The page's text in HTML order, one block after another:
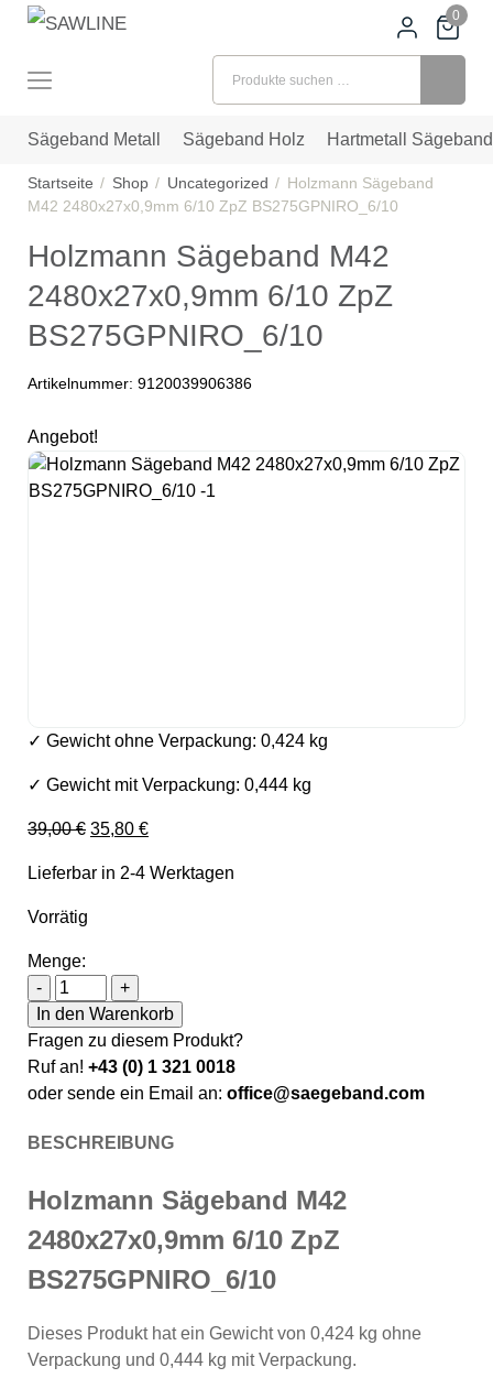
0
Sägeband Metall Sägeband Holz Hartmetall Sägeband
Startseite Shop Uncategorized
Holzmann Sägeband
M42 2480x27x0,9mm 6/10 ZpZ BS275GPNIRO_6/10
Holzmann Sägeband M42
2480x27x0,9mm 6/10 ZpZ
BS275GPNIRO_6/10
Artikelnummer: 9120039906386
Angebot!
✓ Gewicht ohne Verpackung: 0,424 kg
✓ Gewicht mit Verpackung: 0,444 kg
39,00€ Ursprünglicher Preis war: 39,00 €
35,80 €Aktueller Preis ist: 35,80 €.
Lieferbar in 2-4 Werktagen
Vorrätig
Menge:
-
Holzmann Sägeband M42 2480x27x0,9mm 6/10 ZpZ
+
In den Warenkorb
Fragen zu diesem Produkt?
Ruf an! +43 (0) 1 321 0018
oder sende ein Email an: office@saegeband.com
BESCHREIBUNG
Holzmann Sägeband M42
2480x27x0,9mm 6/10 ZpZ
BS275GPNIRO_6/10
Dieses Produkt hat ein Gewicht von 0,424 kg ohne
Verpackung und 0,444 kg mit Verpackung.